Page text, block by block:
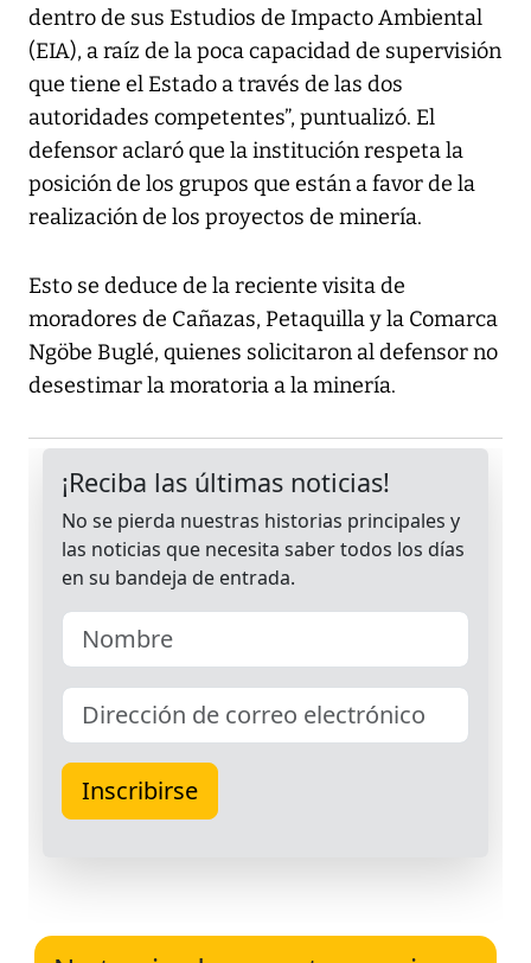
dentro de sus Estudios de Impacto Ambiental
(EIA), a raíz de la poca capacidad de supervisión
que tiene el Estado a través de las dos
autoridades competentes”, puntualizó. El
defensor aclaró que la institución respeta la
posición de los grupos que están a favor de la
realización de los proyectos de minería.
Esto se deduce de la reciente visita de
moradores de Cañazas, Petaquilla y la Comarca
Ngöbe Buglé, quienes solicitaron al defensor no
desestimar la moratoria a la minería.